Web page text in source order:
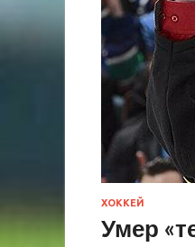
ХОККЕЙ
Умер